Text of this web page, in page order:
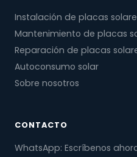
Instalación de placas
Mantenimiento de placas
Reparación de placas
Autoconsumo solar
Sobre nosotros
CONTACTO
WhatsApp: Escríbenos